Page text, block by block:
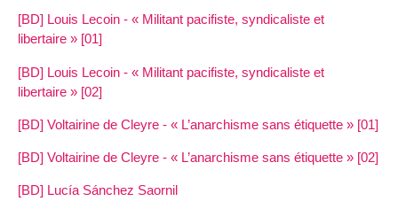
[BD] Louis Lecoin - « Militant pacifiste, syndicaliste et
libertaire » [01]
[BD] Louis Lecoin - « Militant pacifiste, syndicaliste et
libertaire » [02]
[BD] Voltairine de Cleyre - « L’anarchisme sans étiquette » [01]
[BD] Voltairine de Cleyre - « L’anarchisme sans étiquette » [02]
[BD] Lucía Sánchez Saornil